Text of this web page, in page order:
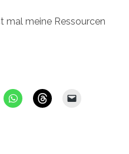
mal meine Ressourcen